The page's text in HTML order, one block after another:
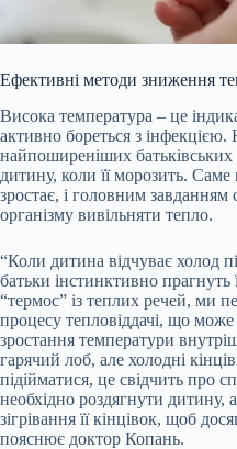
Ефективні методи зниження
Висока температура – це
активно бореться з інфекцією.
найпоширеніших батьківських
дитину, коли її морозить.
зростає, і головним завданням
організму вивільняти тепло.
“Коли дитина відчуває холод
батьки інстинктивно
“термос” із теплих речей, ми
процесу тепловіддачі, що
зростання температури
гарячий лоб, але холодні
підійматися, це свідчить про
необхідно роздягнути дитину,
зігрівання її кінцівок, щоб
пояснює доктор Копань.